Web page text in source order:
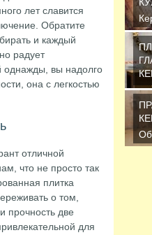
лет славится
Обратите
и каждый
радует
однажды, вы надолго
она с легкостью
отличной
что не просто так
плитка
о том,
прочность две
для